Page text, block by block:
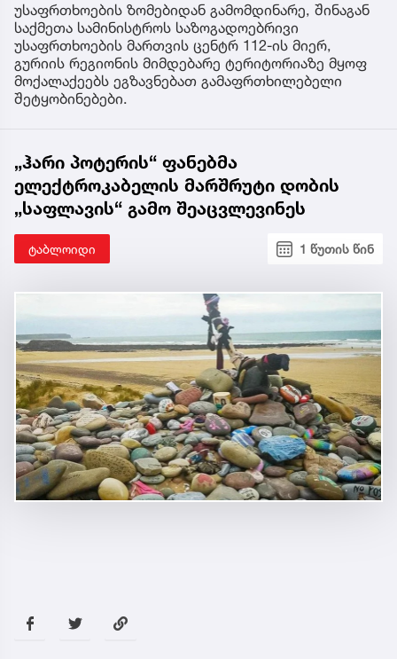
უსაფრთხოების ზომებიდან გამომდინარე, შინაგან
საქმეთა სამინისტროს საზოგადოებრივი
უსაფრთხოების მართვის ცენტრ 112-ის მიერ,
გურიის რეგიონის მიმდებარე ტერიტორიაზე მყოფ
მოქალაქეებს ეგზავნებათ გამაფრთხილებელი
შეტყობინებები.
„ჰარი პოტერის“ ფანებმა
ელექტროკაბელის მარშრუტი დობის
„საფლავის“ გამო შეაცვლევინეს
ტაბლოიდი 1 წუთის წინ